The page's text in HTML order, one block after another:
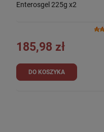
Enterosgel 225g x2
185,98 zł
DO KOSZYKA